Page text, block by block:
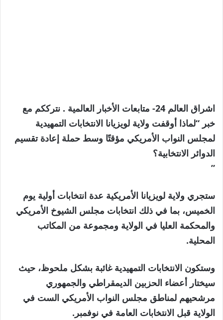
اشراق العالم 24- متابعات الأخبار العالمية . نترككم مع
خبر “لماذا أوقفت ولاية لويزيانا الانتخابات التمهيدية
لمجلس النواب الأمريكي مؤقتًا وسط حملة إعادة تقسيم
الدوائر الانتخابية؟
”
ستجري ولاية لويزيانا الأمريكية عدة انتخابات أولية يوم
الخميس، بما في ذلك انتخابات مجلس الشيوخ الأمريكي
والمحكمة العليا في الولاية ومجموعة من المكاتب
المحلية.
وستكون الانتخابات التمهيدية غائبة بشكل ملحوظ، حيث
سيختار أعضاء الحزبين الديمقراطي والجمهوري
مرشحيهم لمناطق مجلس النواب الأمريكي الست في
الولاية قبل الانتخابات العامة في نوفمبر.